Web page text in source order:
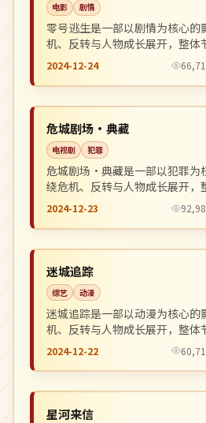
电影 剧情
零号逃生是一部以剧情为核心的
机、反转与人物成长展开，整体
观看。
2024-12-24
中国
危城剧场·典藏
电视剧 犯罪
危城剧场·典藏是一部以犯罪为
绕危机、反转与人物成长展开，
推荐观看。
2024-12-23
日本
迷城追踪
综艺 动漫
迷城追踪是一部以动漫为核心的
机、反转与人物成长展开，整体
观看。
2024-12-22
英国
星河来信